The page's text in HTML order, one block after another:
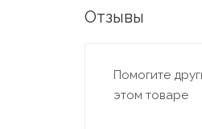
Отзывы
Помогите
этом товаре